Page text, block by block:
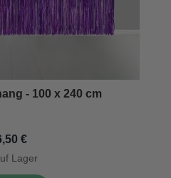
- 100 x 240 cm
€
Lager